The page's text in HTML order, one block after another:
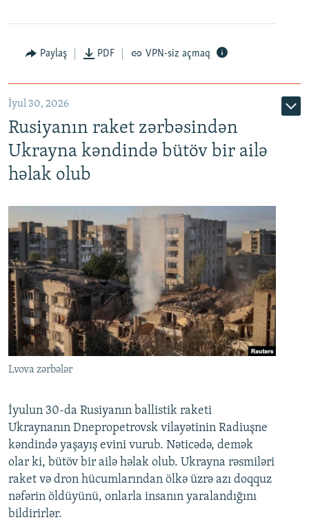
Paylaş PDF VPN-siz açmaq
İyul 30, 2026
Rusiyanın raket zərbəsindən
Ukrayna kəndində bütöv bir ailə
həlak olub
Lvova zərbələr
İyulun 30-da Rusiyanın ballistik raketi
Ukraynanın Dnepropetrovsk vilayətinin Radiuşne
kəndində yaşayış evini vurub. Nəticədə, demək
olar ki, bütöv bir ailə həlak olub. Ukrayna rəsmiləri
raket və dron hücumlarından ölkə üzrə azı doqquz
nəfərin öldüyünü, onlarla insanın yaralandığını
bildirirlər.